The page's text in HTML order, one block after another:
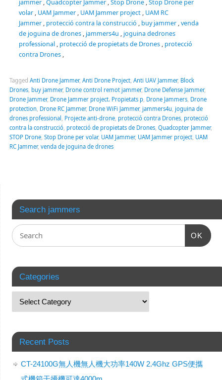
jammer,Quadcopter Jammer,Stop Drone,Stop Drone per
volar, UAM Jammer, UAM Jammer project, UAM RC
Jammer, protecció contra la construcció , buy jammer,venda
de joguina dedrones, jammers4u , joguina dedrones
professional, protecció de propietats de Drones, protecció
contra Drones,
Tagged Anti Drone Jammer, Anti Drone Project, Anti UAV Jammer, Block
Drones, buy jammer, Drone control remot jammer, Drone Defense Jammer,
Drone Jammer, Drone Jammer project. Propietats p, Drone Jammers, Drone
protection Drone RC Jammer, Drone WiFi Jammer, jammers4u joguina de
drones professional
Projecte anti-drone, protecció contra Drones, protecció
contra la construcció, protecció de propietats de Drones, Quadcopter Jammer,
STOP Drone, Stop Drone per volar, UAM Jammer, UAM Jammer project, UAM
RC Jammer, venda de joguina de drones
Search jammers
OK
Categories
Recent Posts
CT-24100G無人機無人機大功率140W 2.4Ghz GPS便攜